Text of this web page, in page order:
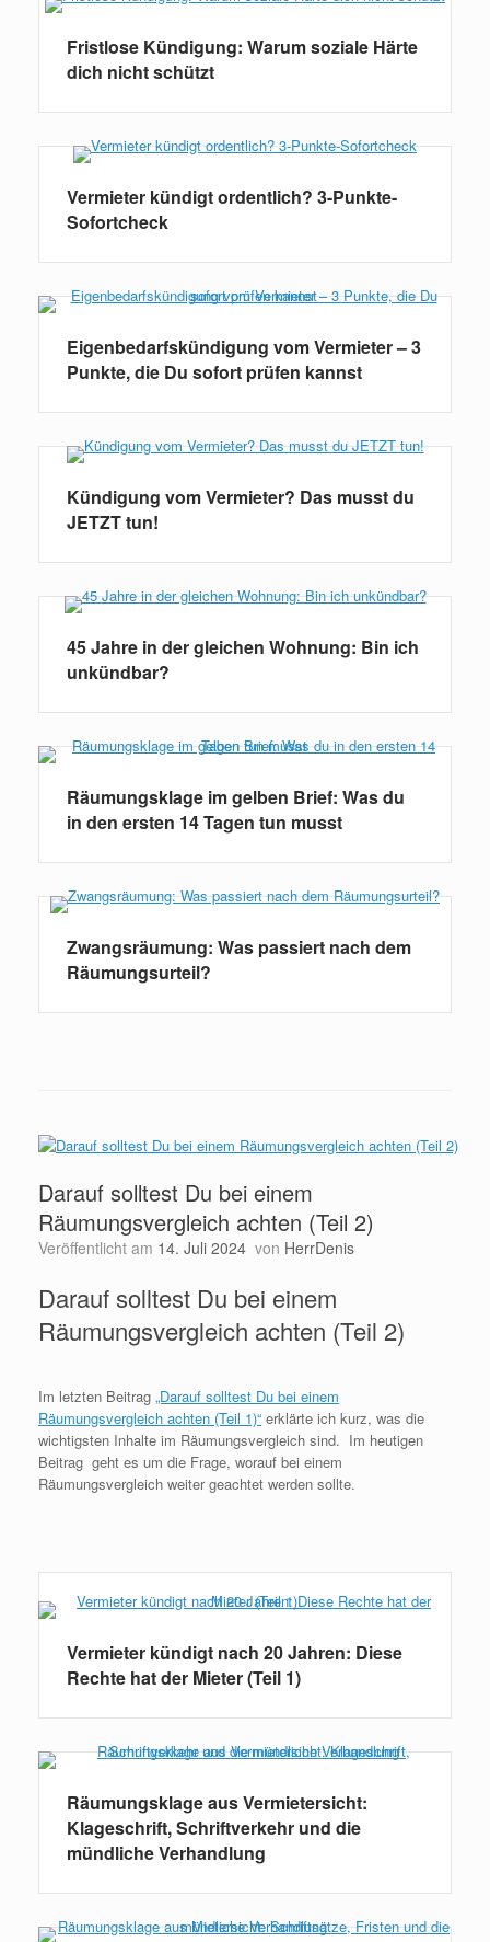
Fristlose Kündigung: Warum soziale Härte
dich nicht schützt
Vermieter kündigt ordentlich? 3-Punkte-
Sofortcheck
Eigenbedarfskündigung vom Vermieter – 3
Punkte, die Du sofort prüfen kannst
Kündigung vom Vermieter? Das musst du
JETZT tun!
45 Jahre in der gleichen Wohnung: Bin ich
unkündbar?
Räumungsklage im gelben Brief: Was du
in den ersten 14 Tagen tun musst
Zwangsräumung: Was passiert nach dem
Räumungsurteil?
Darauf solltest Du bei einem
Räumungsvergleich achten (Teil 2)
Veröffentlicht am 14. Juli 2024 von HerrDenis
Darauf solltest Du bei einem
Räumungsvergleich achten (Teil 2)
Im letzten Beitrag „Darauf solltest Du bei einem
Räumungsvergleich achten (Teil 1)“ erklärte ich kurz, was die
wichtigsten Inhalte im Räumungsvergleich sind. Im heutigen
Beitrag geht es um die Frage, worauf bei einem
Räumungsvergleich weiter geachtet werden sollte.
Vermieter kündigt nach 20 Jahren: Diese
Rechte hat der Mieter (Teil 1)
Räumungsklage aus Vermietersicht:
Klageschrift, Schriftverkehr und die
mündliche Verhandlung